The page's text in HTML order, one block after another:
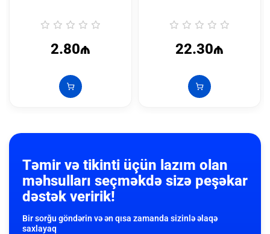
2.80₼ 22.30₼
Təmir və tikinti üçün lazım olan
məhsulları seçməkdə sizə peşəkar
dəstək veririk!
Bir sorğu göndərin və ən qısa zamanda sizinlə əlaqə
saxlayaq